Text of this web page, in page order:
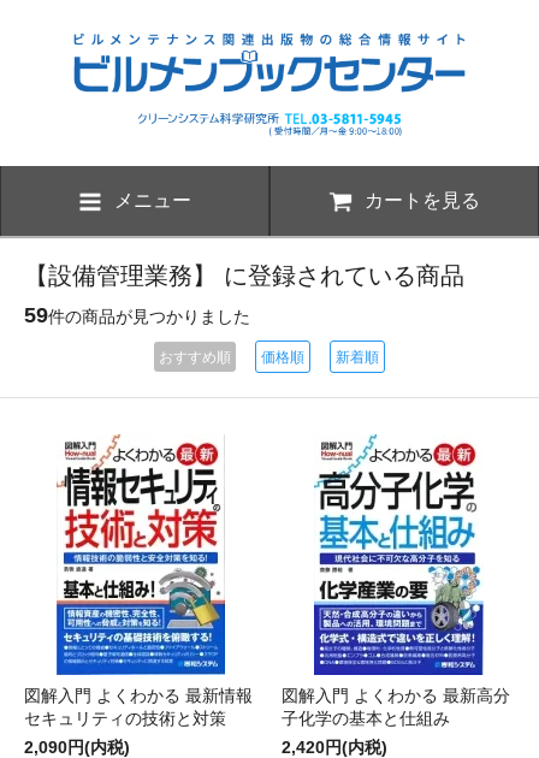
メニュー カートを見る
【設備管理業務】 に登録されている商品
59件の商品が見つかりました
おすすめ順 価格順 新着順
図解入門 よくわかる 最新情報
セキュリティの技術と対策
2,090円(内税)
図解入門 よくわかる 最新高分
子化学の基本と仕組み
2,420円(内税)